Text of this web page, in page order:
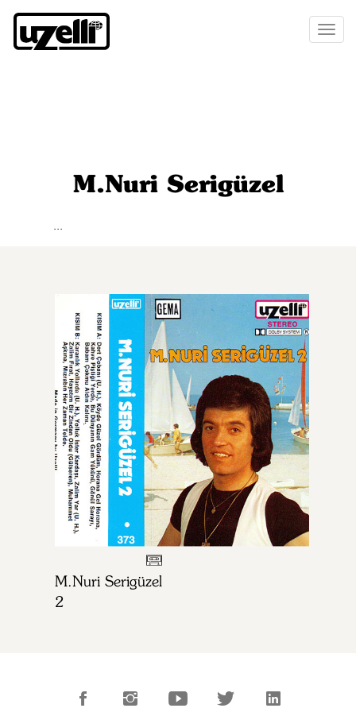
M.Nuri Serigüzel
...
M.Nuri Serigüzel
2